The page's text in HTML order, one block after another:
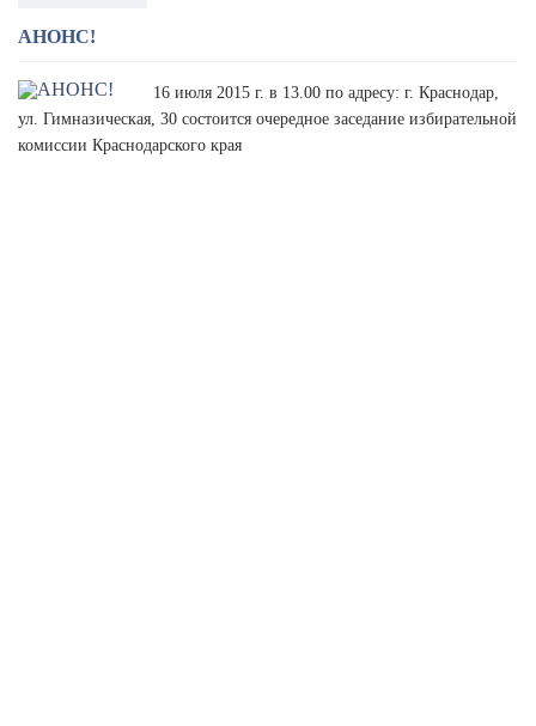
АНОНС!
16 июля 2015 г. в 13.00 по адресу: г. Краснодар,
ул. Гимназическая, 30 состоится очередное заседание избирательной
комиссии Краснодарского края